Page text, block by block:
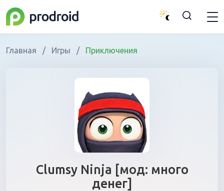
Главная / Игры / Приключения
Clumsy Ninja [мод: много
денег]